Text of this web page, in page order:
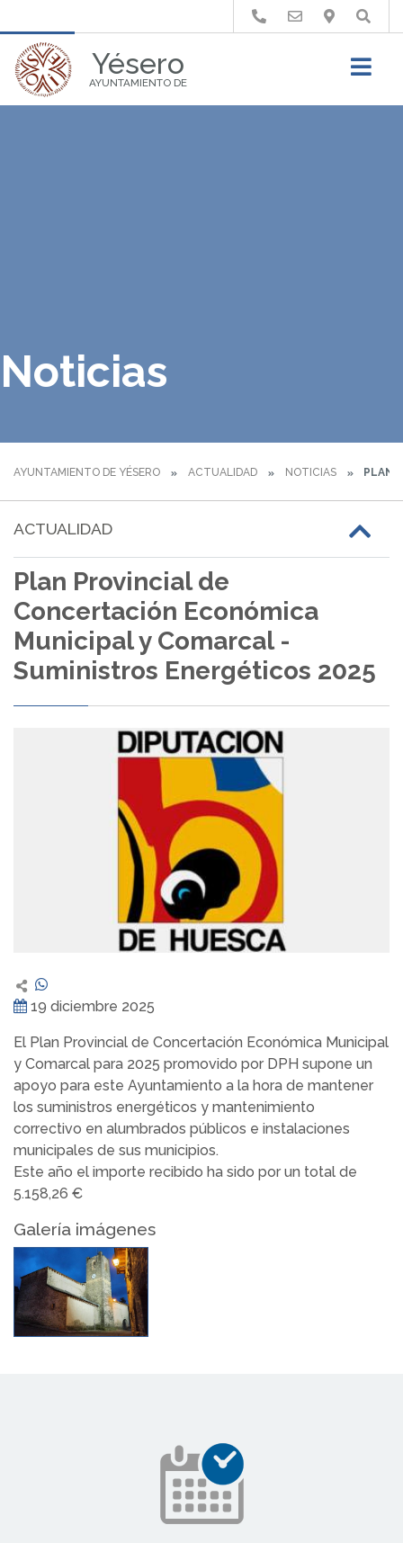
Yésero
AYUNTAMIENTO DE
Buscar
Noticias
AYUNTAMIENTO DE YÉSERO ACTUALIDAD NOTICIAS PLAN
ACTUALIDAD
Plan Provincial de
Concertación Económica
Municipal y Comarcal -
Suministros Energéticos 2025
19 diciembre 2025
El Plan Provincial de Concertación Económica Municipal
y Comarcal para 2025 promovido por DPH supone un
apoyo para este Ayuntamiento a la hora de mantener
los suministros energéticos y mantenimiento
correctivo en alumbrados públicos e instalaciones
municipales de sus municipios.
Este año el importe recibido ha sido por un total de
5.158,26 €
Galería imágenes